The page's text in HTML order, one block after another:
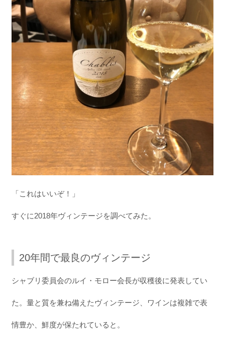
「これはいいぞ！」
すぐに2018年ヴィンテージを調べてみた。
20年間で最良のヴィンテージ
シャブリ委員会のルイ・モロー会長が収穫後に発表してい
た。量と質を兼ね備えたヴィンテージ、ワインは複雑で表
情豊か、鮮度が保たれていると。